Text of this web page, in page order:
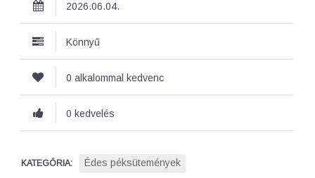
2026.06.04.
Könnyű
0 alkalommal kedvenc
0 kedvelés
KATEGÓRIA: Édes péksütemények